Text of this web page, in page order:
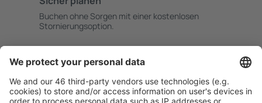
Buchen ohne Sorgen mit einer kostenlosen
Stornierungsoption.
Attraktive Preise und Spezialangebote für eingeloggte
Benutzer.